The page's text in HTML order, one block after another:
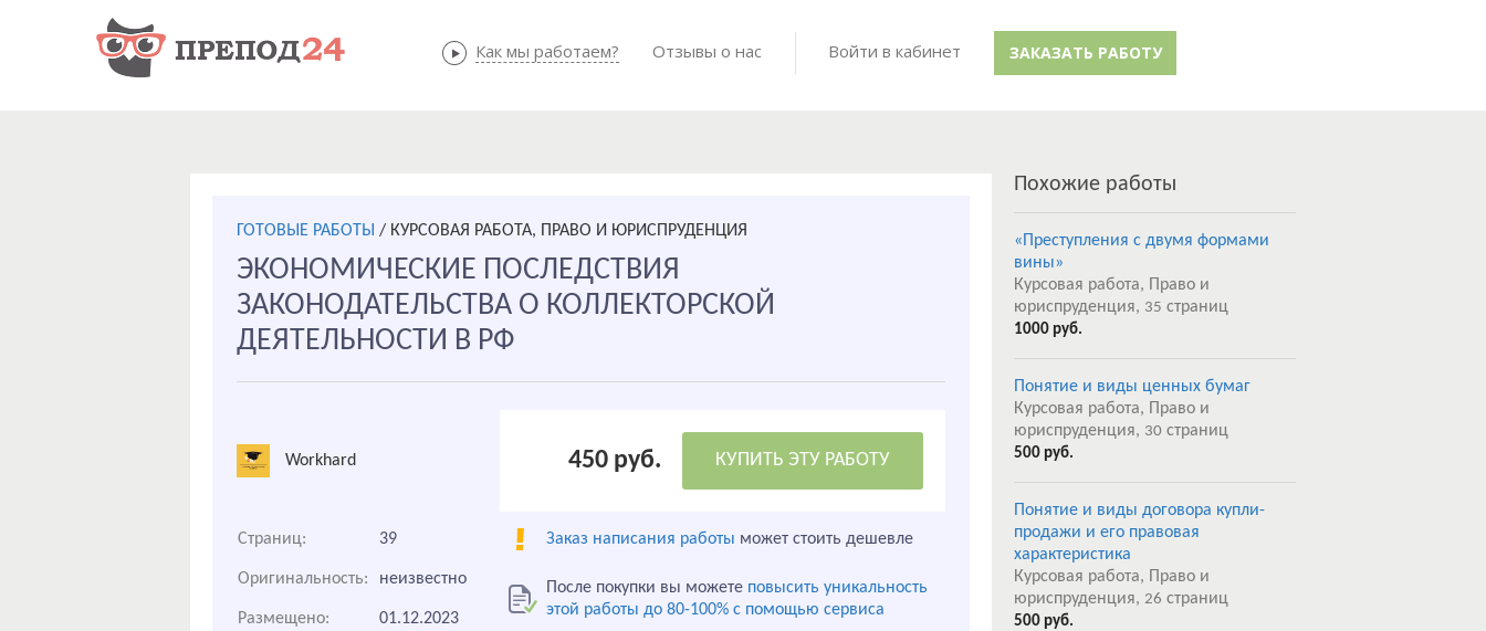
Как мы работаем? Готовые работы
Как мы работаем? Отзывы о нас Войти в кабинет ЗАКАЗАТЬ РАБОТУ
ГОТОВЫЕ РАБОТЫ / КУРСОВАЯ РАБОТА, ПРАВО И ЮРИСПРУДЕНЦИЯ
ЭКОНОМИЧЕСКИЕ ПОСЛЕДСТВИЯ
ЗАКОНОДАТЕЛЬСТВА О КОЛЛЕКТОРСКОЙ
ДЕЯТЕЛЬНОСТИ В РФ
Workhard 450 руб. КУПИТЬ ЭТУ РАБОТУ
Страниц: 39 Заказ написания работы может стоить дешевле
Оригинальность: неизвестно После покупки вы можете повысить уникальность
этой работы до 80-100% с помощью сервиса
Размещено: 01.12.2023
Похожие работы
«Преступления с двумя формами
вины»
Курсовая работа, Право и
юриспруденция, 35 страниц
1000 руб.
Понятие и виды ценных бумаг
Курсовая работа, Право и
юриспруденция, 30 страниц
500 руб.
Понятие и виды договора купли-
продажи и его правовая
характеристика
Курсовая работа, Право и
юриспруденция, 26 страниц
500 руб.